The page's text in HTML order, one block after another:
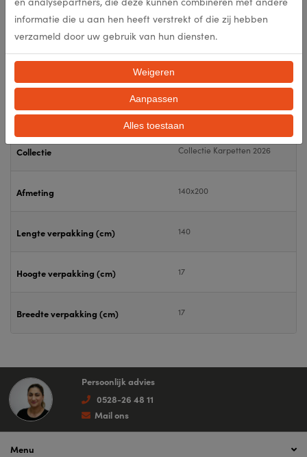
Totaal gewicht per m2 (gr/m2
Antislip nee
Collectie Collectie Karpetten 2026
Afmeting 140x200
Lengte verpakking (cm) 140
Hoogte verpakking (cm) 17
Breedte verpakking (cm) 17
Persoonlijk advies
0528-26 48 11
Mail ons
Menu
informatie die u aan hen heeft verstrekt of die zij hebben
verzameld door uw gebruik van hun diensten.
Weigeren
Aanpassen
Alles toestaan